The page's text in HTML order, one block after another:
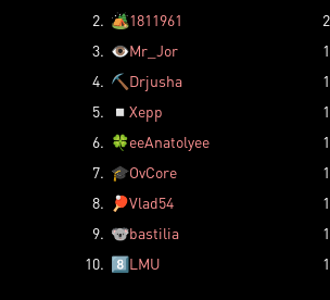
2. 🏕️1811961
3. 👁️Mr_Jor
4. ⛏️ Drjusha
5.
◽ Xepp
6. 🍀eeAnatolyee
7. 🎓OvCore
8.
🏓Vlad54
9. 🐨bastilia
10. 8️⃣LMU